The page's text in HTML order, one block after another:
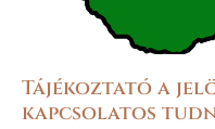
Tájékoztató a
kapcsolatos